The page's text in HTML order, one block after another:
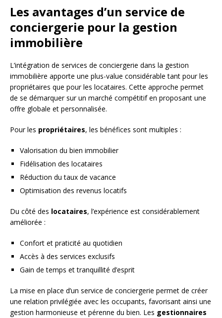
Les avantages d’un service de
conciergerie pour la gestion
immobilière
L’intégration de services de conciergerie dans la gestion
immobilière apporte une plus-value considérable tant pour les
propriétaires que pour les locataires. Cette approche permet
de se démarquer sur un marché compétitif en proposant une
offre globale et personnalisée.
Pour les propriétaires, les bénéfices sont multiples :
Valorisation du bien immobilier
Fidélisation des locataires
Réduction du taux de vacance
Optimisation des revenus locatifs
Du côté des locataires, l’expérience est considérablement
améliorée :
Confort et praticité au quotidien
Accès à des services exclusifs
Gain de temps et tranquillité d’esprit
La mise en place d’un service de conciergerie permet de créer
une relation privilégiée avec les occupants, favorisant ainsi une
gestion harmonieuse et pérenne du bien. Les gestionnaires